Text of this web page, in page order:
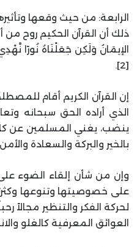
الرابعة: من حيث وقعها
ذلك أن القرآن الحكيم روح من
[2].
إن القرآن الكريم أقام
الذي أراده الحق سبحانه
ينضب، يغني المسلمين عن كل
بالخير والبركة والسعادة
وإن من شأن إلقاء الضوء
على خصوصيتها وتنوعها
لحركة الفكر والتنظير مجالاً
العوائق المعرفية كالغلو